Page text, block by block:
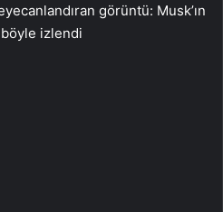
görüntü: Musk’ın
izlendi